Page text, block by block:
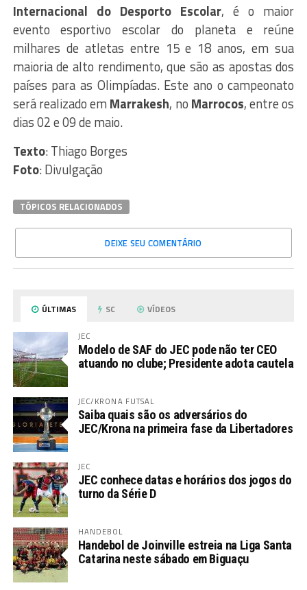
Internacional do Desporto Escolar, é o maior
evento esportivo escolar do planeta e reúne
milhares de atletas entre 15 e 18 anos, em sua
maioria de alto rendimento, que são as apostas dos
países para as Olimpíadas. Este ano o campeonato
será realizado em Marrakesh, no Marrocos, entre os
dias 02 e 09 de maio.
Texto: Thiago Borges
Foto: Divulgação
TÓPICOS RELACIONADOS
DEIXE SEU COMENTÁRIO
ÚLTIMAS SC VÍDEOS
JEC
Modelo de SAF do JEC pode não ter CEO
atuando no clube; Presidente adota cautela
JEC/KRONA FUTSAL
Saiba quais são os adversários do
JEC/Krona na primeira fase da Libertadores
JEC
JEC conhece datas e horários dos jogos do
turno da Série D
HANDEBOL
Handebol de Joinville estreia na Liga Santa
Catarina neste sábado em Biguaçu